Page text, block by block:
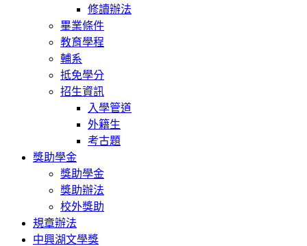
修讀辦法
畢業條件
教育學程
輔系
抵免學分
招生資訊
入學管道
外籍生
考古題
獎助學金
獎助學金
獎助辦法
校外獎助
規章辦法
中興湖文學獎